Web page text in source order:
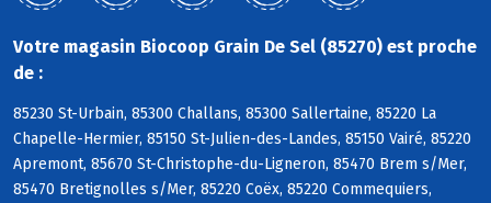
Votre magasin Biocoop Grain De Sel (85270) est proche
de :
85230 St-Urbain, 85300 Challans, 85300 Sallertaine, 85220 La
Chapelle-Hermier, 85150 St-Julien-des-Landes, 85150 Vairé, 85220
Apremont, 85670 St-Christophe-du-Ligneron, 85470 Brem s/Mer,
85470 Bretignolles s/Mer, 85220 Coëx, 85220 Commequiers,